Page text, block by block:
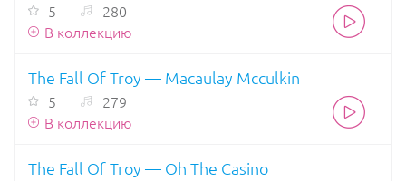
5
280
В коллекцию
The Fall Of Troy — Macaulay Mcculkin
5
279
В коллекцию
The Fall Of Troy — Oh The Casino